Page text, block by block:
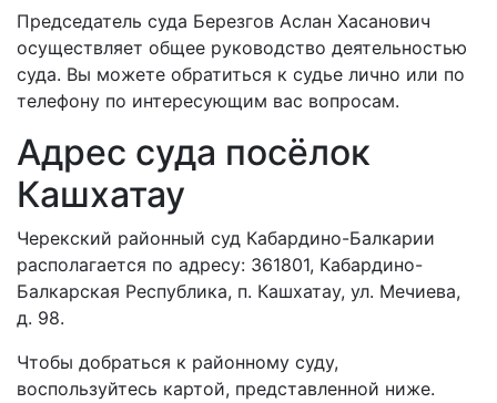
Председатель суда Березгов Аслан Хасанович
осуществляет общее руководство деятельностью
суда. Вы можете обратиться к судье лично или по
телефону по интересующим вас вопросам.
Адрес суда посёлок
Кашхатау
Черекский районный суд Кабардино-Балкарии
располагается по адресу: 361801, Кабардино-
Балкарская Республика, п. Кашхатау, ул. Мечиева,
д. 98.
Чтобы добраться к районному суду,
воспользуйтесь картой, представленной ниже.